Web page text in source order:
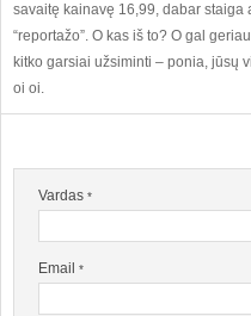
savaitę kainavę 16,99, dabar staiga
“reportažo”. O kas iš to? O gal
kitko garsiai užsiminti – ponia, jūsų
oi oi.
Vardas *
Email *